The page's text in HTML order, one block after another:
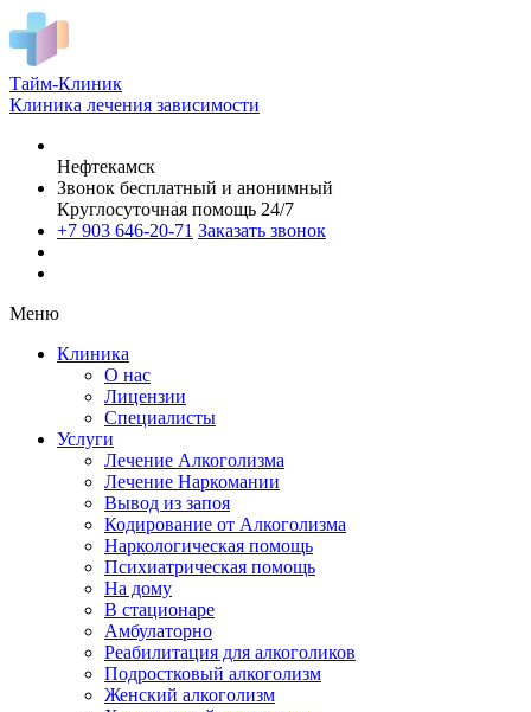
Тайм-Клиник
Клиника лечения зависимости
Нефтекамск
Звонок бесплатный и анонимный
Круглосуточная помощь 24/7
+7 903 646-20-71 Заказать звонок
Меню
Клиника
О нас
Лицензии
Специалисты
Услуги
Лечение Алкоголизма
Лечение Наркомании
Вывод из запоя
Кодирование от Алкоголизма
Наркологическая помощь
Психиатрическая помощь
На дому
В стационаре
Амбулаторно
Реабилитация для алкоголиков
Подростковый алкоголизм
Женский алкоголизм